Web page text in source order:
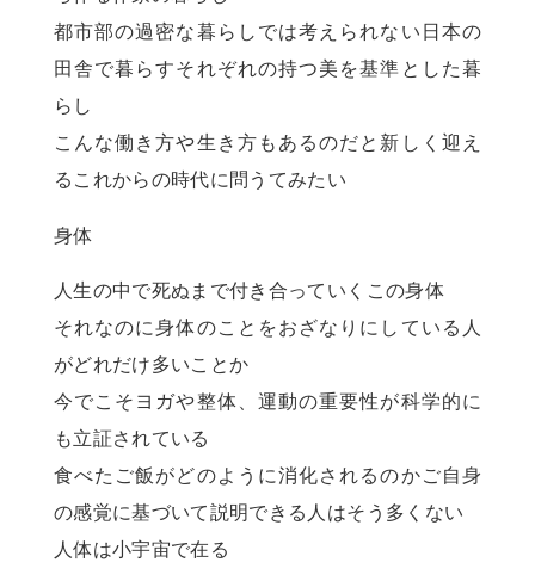
都市部の過密な暮らしでは考えられない日本の
田舎で暮らすそれぞれの持つ美を基準とした暮
らし
こんな働き方や生き方もあるのだと新しく迎え
るこれからの時代に問うてみたい
身体
人生の中で死ぬまで付き合っていくこの身体
それなのに身体のことをおざなりにしている人
がどれだけ多いことか
今でこそヨガや整体、運動の重要性が科学的に
も立証されている
食べたご飯がどのように消化されるのかご自身
の感覚に基づいて説明できる人はそう多くない
人体は小宇宙で在る